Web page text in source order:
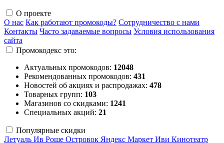
О проекте
О нас Как работают промокоды? Сотрудничество с нами
Контакты Часто задаваемые вопросы Условия использования
сайта
Промокодекс это:
Актуальных промокодов: 12048
Рекомендованных промокодов: 431
Новостей об акциях и распродажах: 478
Товарных групп: 103
Магазинов со скидками: 1241
Специальных акций: 21
Популярные скидки
Летуаль Ив Роше Островок Яндекс Маркет Иви Кинотеатр